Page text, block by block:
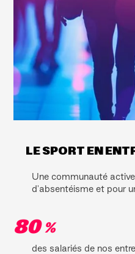
LE SPORT EN
Une communauté
d'absentéisme et pour
80%
des salariés de nos